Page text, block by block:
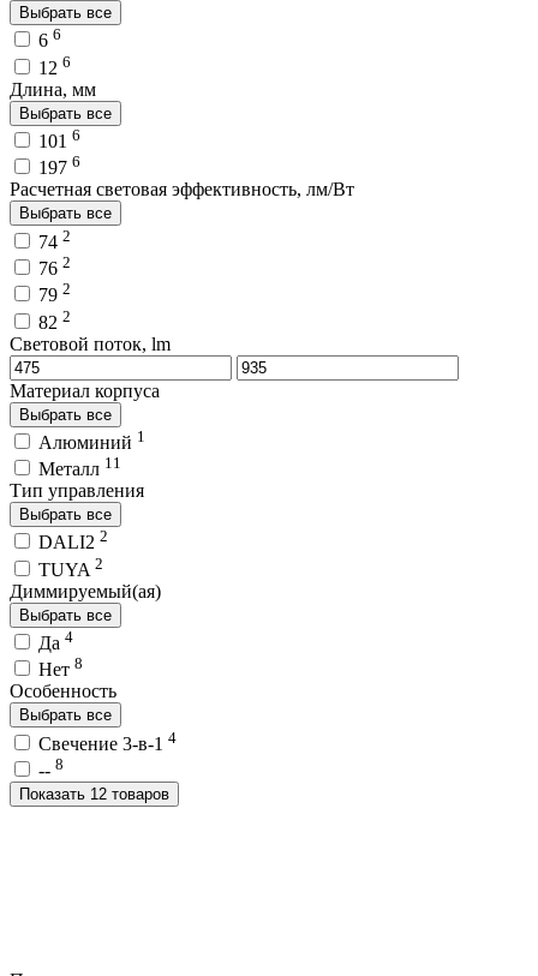
Выбрать все
6 6
12 6
Длина, мм
Выбрать все
101 6
197 6
Расчетная световая эффективность, лм/Вт
Выбрать все
74 2
76 2
79 2
82 2
Световой поток, lm
Материал корпуса
Выбрать все
Алюминий 1
Металл 11
Тип управления
Выбрать все
DALI2 2
TUYA 2
Диммируемый(ая)
Выбрать все
Да 4
Нет 8
Особенность
Выбрать все
Свечение 3-в-1 4
-- 8
Показать 12 товаров